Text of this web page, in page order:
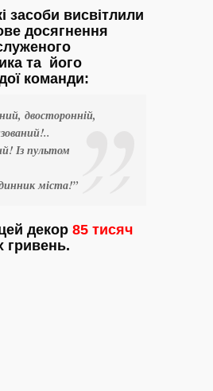
засоби висвітлили
досягнення
та його
команди:
двосторонній,
Із пультом
міста!”
декор 85 тисяч
гривень.